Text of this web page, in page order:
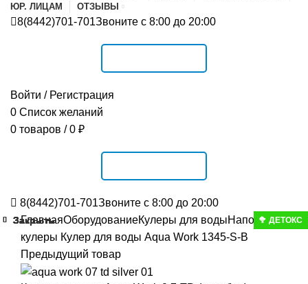
ЮР. ЛИЦАМ
ОТЗЫВЫ
8(8442)701-701Звоните с 8:00 до 20:00
Войти / Регистрация
0 Список желаний
0 товаров / 0 ₽
8(8442)701-701Звоните с 8:00 до 20:00
ГлавнаяОборудованиеКулеры для водыНапольные
кулеры Кулер для воды Aqua Work 1345-S-B
Предыдущий товар
Закрыть
Закрыть 🥦 ДЕТОКС
Закрыть
Закрыть
Закрыть
Закрыть
Закрыть
Закрыть
Закрыть